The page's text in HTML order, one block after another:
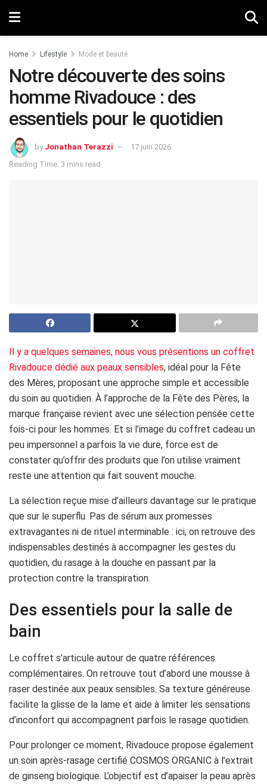
Home Lifestyle Mode et beauté
Notre découverte des soins
homme Rivadouce : des
essentiels pour le quotidien
by Jonathan Terazzi
17 juin 2026
Reading Time: 3 mins read
Il y a quelques semaines, nous vous présentions un coffret
Rivadouce dédié aux peaux sensibles, idéal pour la Fête
des Mères, proposant une approche simple et accessible
du soin au quotidien. À l’approche de la Fête des Pères, la
marque française revient avec une sélection pensée cette
fois-ci pour les hommes. Et si l’image du coffret cadeau un
peu impersonnel a parfois la vie dure, force est de
constater qu’offrir des produits que l’on utilise vraiment
reste une attention qui fait souvent mouche.
La sélection reçue mise d’ailleurs davantage sur le pratique
que sur le superflu. Pas de sérum aux promesses
extravagantes ni de rituel interminable : ici, on retrouve des
indispensables destinés à accompagner les gestes du
quotidien, du rasage à la douche en passant par la
protection contre la transpiration.
Des essentiels pour la salle de
bain
Le coffret s’articule autour de quatre références
complémentaires. On retrouve tout d’abord une mousse à
raser destinée aux peaux sensibles. Sa texture généreuse
facilite la glisse de la lame et aide à limiter les sensations
d’inconfort qui accompagnent parfois le rasage quotidien.
Pour prolonger ce moment, Rivadouce propose également
un soin après-rasage certifié COSMOS ORGANIC à l’extrait
de ginseng biologique. L’objectif est d’apaiser la peau après